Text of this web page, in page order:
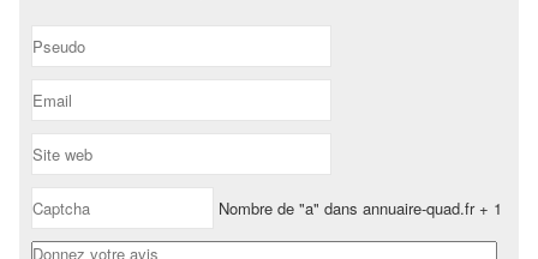
Nombre de "a" dans annuaire-quad.fr + 1